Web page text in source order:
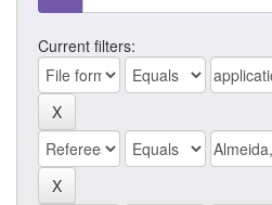
Current filters: